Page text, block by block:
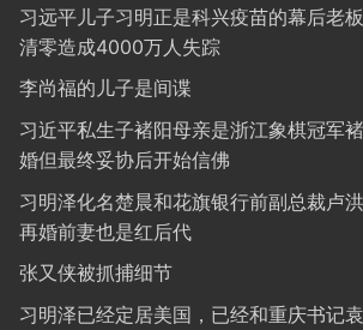
习远平儿子习明正是科兴疫苗的幕后老
清零造成4000万人失踪
李尚福的儿子是间谍
习近平私生子褚阳母亲是浙江象棋冠军
婚但最终妥协后开始信佛
习明泽化名楚晨和花旗银行前副总裁卢
再婚前妻也是红后代
张又侠被抓捕细节
习明泽已经定居美国，已经和重庆书记